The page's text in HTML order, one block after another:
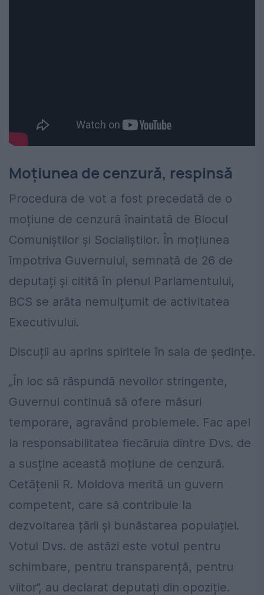
Moțiunea de cenzură, respinsă
Procedura de vot a fost precedată de o
moțiune de cenzură înaintată de Blocul
Comuniștilor și Socialiștilor. În moțiunea
împotriva Guvernului, semnată de 26 de
deputați și citită în plenul Parlamentului,
BCS se arăta nemulțumit de activitatea
Executivului.
Discuții au aprins spiritele în sala de ședințe.
„În loc să răspundă nevoilor stringente,
Guvernul continuă să ofere măsuri
temporare, agravând problemele. Fac apel
la responsabilitatea fiecăruia dintre Dvs. de
a susține această moțiune de cenzură.
Cetățenii R. Moldova merită un guvern
competent, care să contribuie la
dezvoltarea țării și bunăstarea populației.
Votul Dvs. de astăzi este votul pentru
schimbare, pentru transparență, pentru
viitor”, au declarat deputați din opoziție.